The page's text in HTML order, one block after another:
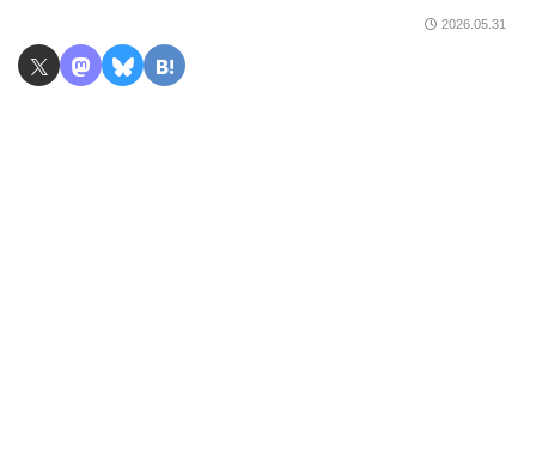
2026.05.31